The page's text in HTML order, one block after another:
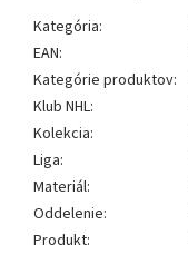
Kategória:
EAN:
Kategórie produktov:
Klub NHL:
Kolekcia:
Liga:
Materiál:
Oddelenie:
Produkt: